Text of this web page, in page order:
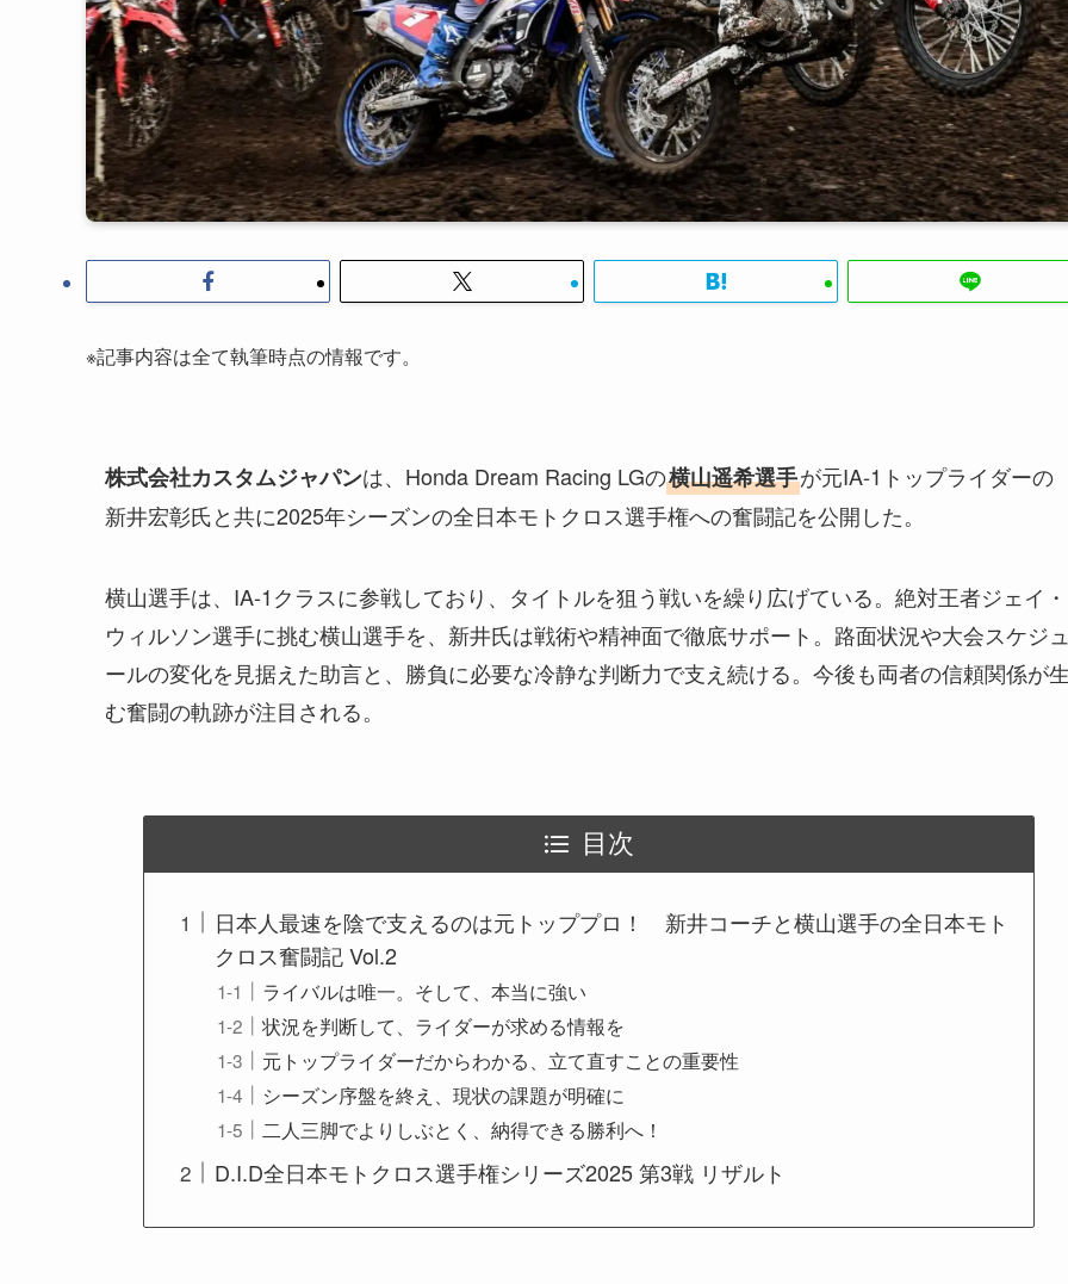
※記事内容は全て執筆時点の情報です。
株式会社カスタムジャパンは、Honda Dream Racing LGの横山遥希選手が元IA-1トップライダーの
新井宏彰氏と共に2025年シーズンの全日本モトクロス選手権への奮闘記を公開した。
横山選手は、IA-1クラスに参戦しており、タイトルを狙う戦いを繰り広げている。絶対王者ジェイ・
ウィルソン選手に挑む横山選手を、新井氏は戦術や精神面で徹底サポート。路面状況や大会スケジ
ールの変化を見据えた助言と、勝負に必要な冷静な判断力で支え続ける。今後も両者の信頼関係が
む奮闘の軌跡が注目される。
目次
日本人最速を陰で支えるのは元トッププロ！ 新井コーチと横山選手の全日本モト
クロス奮闘記 Vol.2
ライバルは唯一。そして、本当に強い
状況を判断して、ライダーが求める情報を
元トップライダーだからわかる、立て直すことの重要性
シーズン序盤を終え、現状の課題が明確に
二人三脚でよりしぶとく、納得できる勝利へ！
D.I.D全日本モトクロス選手権シリーズ2025 第3戦 リザルト